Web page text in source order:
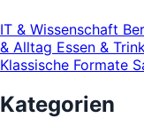
IT & Wissenschaft
& Alltag Essen &
Klassische Formate
Kategorien